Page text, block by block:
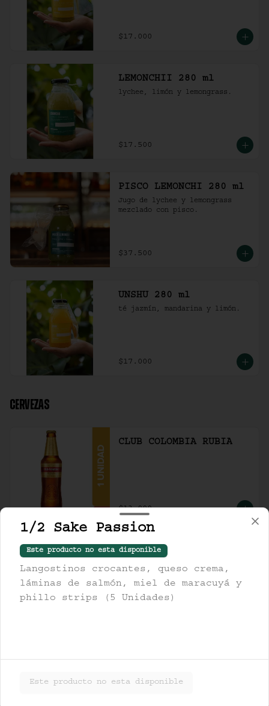
$17.000
LEMONCHII 280 ml
lychee, limón y lemongrass.
$17.500
PISCO LEMONCHI 280 ml
Jugo de lychee y lemongrass
mezclado con pisco.
$37.500
UNSHU 280 ml
té jazmín, mandarina y limón.
$17.000
CERVEZAS
CLUB COLOMBIA RUBIA
$13.000
STELLA ARTOIS
TSINGTAO
1/2 Sake Passion
Este producto no esta disponible
Langostinos crocantes, queso crema,
láminas de salmón, miel de maracuyá y
phillo strips (5 Unidades)
Este producto no esta disponible